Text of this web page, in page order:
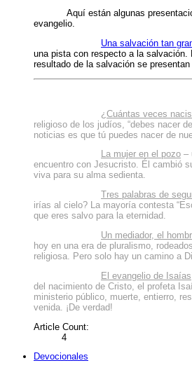
Aquí están algunas
evangelio.
Una salvación tan
una pista con respecto a la salvación.
resultado de la salvación se
¿Cuántas veces
religioso de los judíos, “debes nacer
noticias es que tú puedes nacer de
La mujer en el pozo –
encuentro con Jesucristo. Él cambió
viva para su alma sedienta.
Tres palabras de
irías al cielo? La mayoría contesta
que eres salvo para la eternidad.
Un mediador, el
hoy en una era de pluralismo,
religiosa. Pero solo hay un camino a
El evangelio de Isaías
del nacimiento de Cristo, el profeta
ministerio público, muerte, entierro,
venida. ¡De verdad!
Article Count:
4
Devocionales